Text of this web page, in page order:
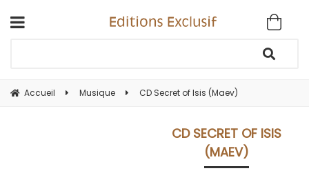
Accueil Musique CD Secret of Isis (Maev)
CD SECRET OF ISIS
(MAEV)